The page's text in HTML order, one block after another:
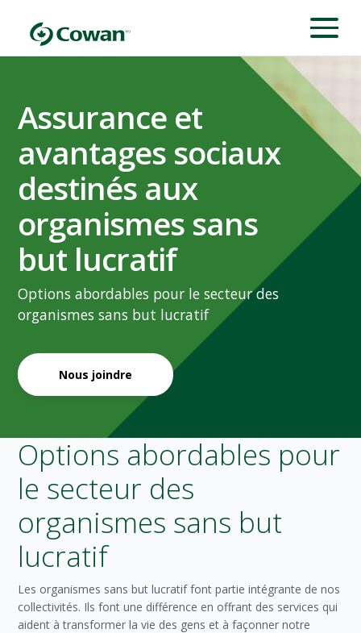
Assurance et
avantages sociaux
destinés aux
organismes sans
but lucratif
Options abordables pour le secteur des
organismes sans but lucratif
Nous joindre
Options abordables pour
le secteur des
organismes sans but
lucratif
Les organismes sans but lucratif font partie intégrante de nos
collectivités. Ils font une différence en offrant des services qui
aident à transformer la vie des gens et à façonner notre